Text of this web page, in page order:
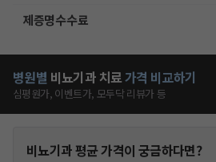
제증명수수료
병원별 비뇨기과 치료가격 비교하기
심평원가, 이벤트가, 모두닥 리뷰가 등
비뇨기과평균 가격이 궁금하다면?